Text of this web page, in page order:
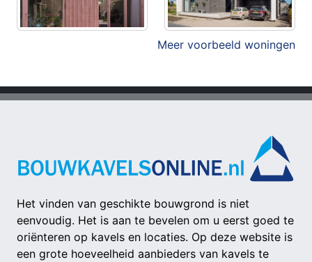
Meer voorbeeld woningen
Het vinden van geschikte bouwgrond is niet
eenvoudig. Het is aan te bevelen om u eerst goed te
oriënteren op kavels en locaties. Op deze website is
een grote hoeveelheid aanbieders van kavels te